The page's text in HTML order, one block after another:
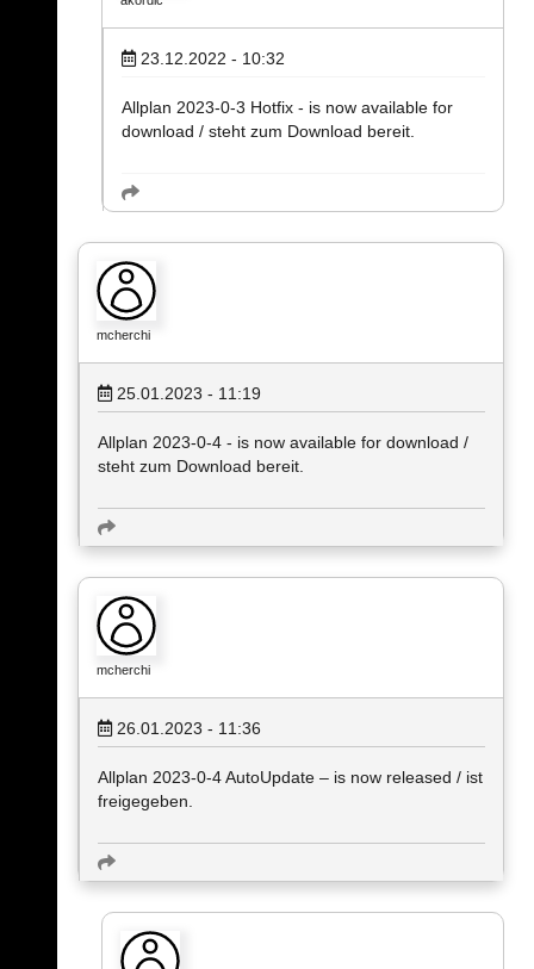
23.12.2022 - 10:32
Allplan 2023-0-3 Hotfix - is now available for
download / steht zum Download bereit.
mcherchi
25.01.2023 - 11:19
Allplan 2023-0-4 - is now available for download /
steht zum Download bereit.
mcherchi
26.01.2023 - 11:36
Allplan 2023-0-4 AutoUpdate – is now released / ist
freigegeben.